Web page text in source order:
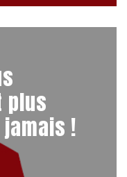
plus
!